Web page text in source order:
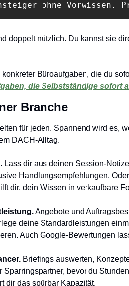
ohne
doppelt nützlich. Du kannst sie
Büroaufgaben, die du
die Selbstständige sofort
Branche
für jeden. Spannend wird es,
DACH-Alltag.
Lass dir aus deinen Session-
Handlungsempfehlungen.
dir, dein Wissen in verkaufbare
Angebote und
deine Standardleistungen
Auch Google-Bewertungen
Briefings auswerten,
Sparringspartner, bevor du
dir das spürbar Kapazität.